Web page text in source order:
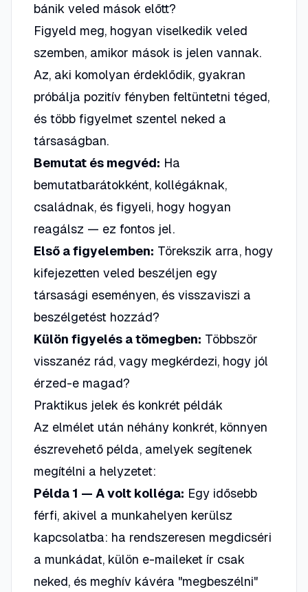
bánik veled mások előtt?
Figyeld meg, hogyan viselkedik veled
szemben, amikor mások is jelen vannak.
Az, aki komolyan érdeklődik, gyakran
próbálja pozitív fényben feltüntetni téged,
és több figyelmet szentel neked a
társaságban.
Bemutat és megvéd: Ha
bemutatbarátokként, kollégáknak,
családnak, és figyeli, hogy hogyan
reagálsz — ez fontos jel.
Első a figyelemben: Törekszik arra, hogy
kifejezetten veled beszéljen egy
társasági eseményen, és visszaviszi a
beszélgetést hozzád?
Külön figyelés a tömegben: Többször
visszanéz rád, vagy megkérdezi, hogy jól
érzed-e magad?
Praktikus jelek és konkrét példák
Az elmélet után néhány konkrét, könnyen
észrevehető példa, amelyek segítenek
megítélni a helyzetet:
Példa 1 — A volt kolléga: Egy idősebb
férfi, akivel a munkahelyen kerülsz
kapcsolatba: ha rendszeresen megdicséri
a munkádat, külön e-maileket ír csak
neked, és meghív kávéra "megbeszélni"